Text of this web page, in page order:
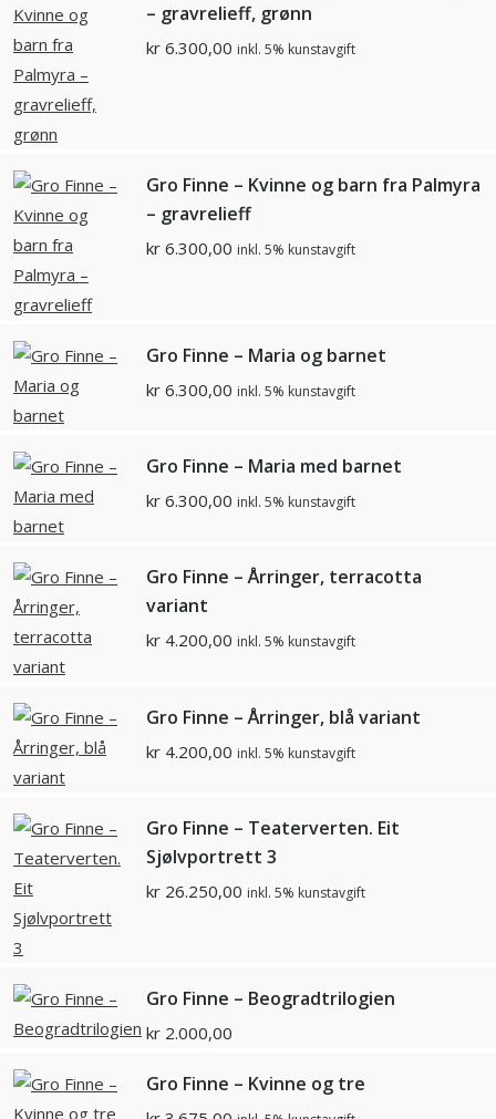
– gravrelieff, grønn
kr 6.300,00 inkl. 5% kunstavgift
Gro Finne – Kvinne og barn fra Palmyra
– gravrelieff
kr 6.300,00 inkl. 5% kunstavgift
Gro Finne – Maria og barnet
kr 6.300,00 inkl. 5% kunstavgift
Gro Finne – Maria med barnet
kr 6.300,00 inkl. 5% kunstavgift
Gro Finne – Årringer, terracotta
variant
kr 4.200,00 inkl. 5% kunstavgift
Gro Finne – Årringer, blå variant
kr 4.200,00 inkl. 5% kunstavgift
Gro Finne – Teaterverten. Eit
Sjølvportrett 3
kr 26.250,00 inkl. 5% kunstavgift
Gro Finne – Beogradtrilogien
kr 2.000,00
Gro Finne – Kvinne og tre